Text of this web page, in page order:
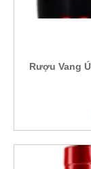
Rượu Vang